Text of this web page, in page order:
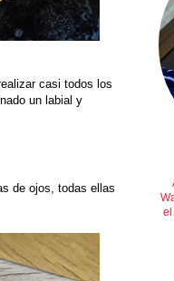
casi todos los
un labial y
de ojos, todas ellas
el